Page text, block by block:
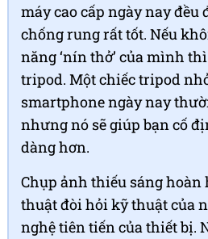
máy cao cấp ngày nay đều
chống rung rất tốt. Nếu
năng ‘nín thở’ của mình
tripod. Một chiếc tripod
smartphone ngày nay
nhưng nó sẽ giúp bạn cố
dàng hơn.
Chụp ảnh thiếu sáng hoàn
thuật đòi hỏi kỹ thuật của
nghệ tiên tiến của thiết bị.